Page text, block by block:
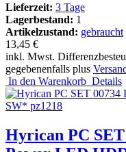
Lieferzeit: 3 Tage
Lagerbestand: 1
Artikelzustand: gebraucht
13,45 €
inkl. Mwst.
gegebenenfalls plus
In den Warenkorb Details
Hyrican PC